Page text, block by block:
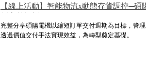
【線上活動】智能物流x動態存貨調控─碩
完整分享碩陽電機以縮短訂單交付週期為目標，管
透過價值交付手法實現效益，為轉型奠定基礎。